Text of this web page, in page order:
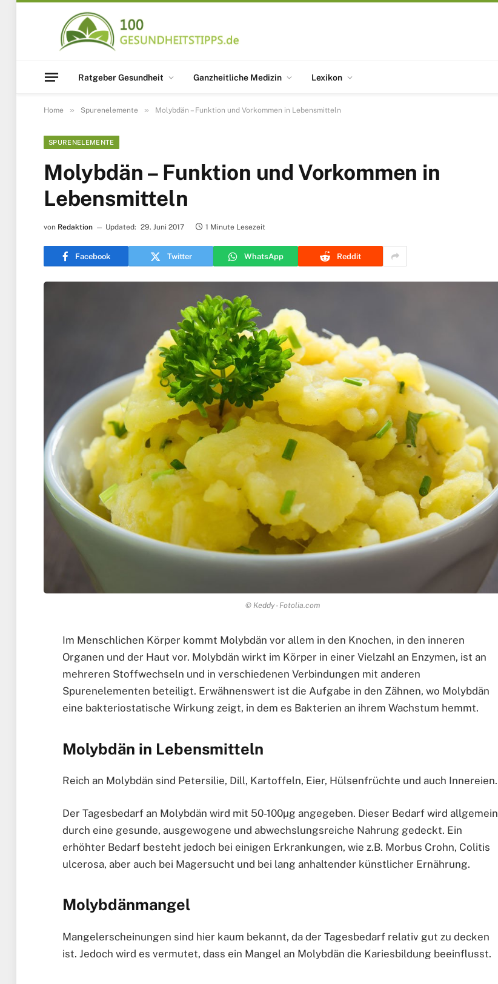
Ratgeber Gesundheit Ganzheitliche Medizin Lexikon
Home » Spurenelemente » Molybdän – Funktion und Vorkommen in Lebensmitteln
SPURENELEMENTE
Molybdän – Funktion und Vorkommen in
Lebensmitteln
von Redaktion Updated: 29. Juni 2017 1 Minute Lesezeit
Facebook Twitter WhatsApp Reddit
© Keddy - Fotolia.com
Im Menschlichen Körper kommt Molybdän vor allem in den Knochen, in den inneren
Organen und der Haut vor. Molybdän wirkt im Körper in einer Vielzahl an Enzymen, ist an
mehreren Stoffwechseln und in verschiedenen Verbindungen mit anderen
Spurenelementen beteiligt. Erwähnenswert ist die Aufgabe in den Zähnen, wo Molybdän
eine bakteriostatische Wirkung zeigt, in dem es Bakterien an ihrem Wachstum hemmt.
Molybdän in Lebensmitteln
Reich an Molybdän sind Petersilie, Dill, Kartoffeln, Eier, Hülsenfrüchte und auch Innereien.
Der Tagesbedarf an Molybdän wird mit 50-100µg angegeben. Dieser Bedarf wird allgemein
durch eine gesunde, ausgewogene und abwechslungsreiche Nahrung gedeckt. Ein
erhöhter Bedarf besteht jedoch bei einigen Erkrankungen, wie z.B. Morbus Crohn, Colitis
ulcerosa, aber auch bei Magersucht und bei lang anhaltender künstlicher Ernährung.
Molybdänmangel
Mangelerscheinungen sind hier kaum bekannt, da der Tagesbedarf relativ gut zu decken
ist. Jedoch wird es vermutet, dass ein Mangel an Molybdän die Kariesbildung beeinflusst.